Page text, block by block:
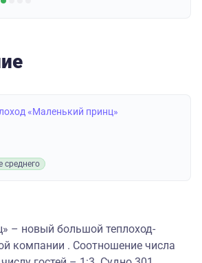
«Маленький принц»
среднего
– новый большой теплоход-
компании . Соотношение числа